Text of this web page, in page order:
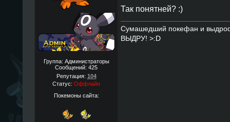
Группа: Администраторы
Сообщений: 425
Репутация: 104
Статус: Оффлайн
Покемоны сайта:
Так понятней? :)
Сумашедший покефан и
ВЫДРУ! >:D